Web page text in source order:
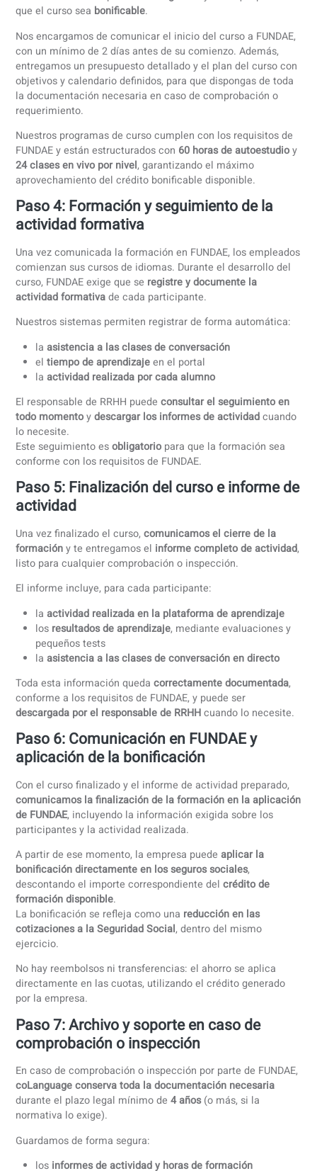
El nivel de los empleados
Las situaciones reales de su día a día laboral
Los contenidos se personalizan según el contexto
profesional. Cada participante aprende de forma flexible:
Accede al portal de aprendizaje cuando quiera
Realiza clases de conversación en directo, flexibles y
adaptadas a su agenda
Trabaja siempre con un profesor fijo, que sigue su
progreso
Paso 3: Definimos el programa y
comunicamos el inicio en FUNDAE
Una vez firmado el acuerdo de formación, definimos
todos los detalles del curso:
elprograma formativo
los objetivos de aprendizaje
lamodalidad(online o presencial)
Antes de que empiece la formación,nosotros
el inicio del curso en la aplicación de FUNDAE en tu
dentro de los plazos exigidos por el sistema.
Esta comunicación previa es
que el curso seabonificable.
con un mínimo de 2 días antes de su comienzo. Además,
entregamos un presupuesto detallado y el plan del curso
la documentación necesaria en caso de comprobación o
requerimiento.
Nuestros programas de curso cumplen con los requisitos
24 clases en vivo por nivel, garantizando el máximo
aprovechamiento del crédito bonificable disponible.
Paso 4: Formación y seguimiento de la
actividad formativa
Una vez comunicada la formación en FUNDAE, los
comienzan sus cursos de idiomas. Durante el desarrollo
curso, FUNDAE exige que seregistre y documente la
actividad formativade cada participante.
Nuestros sistemas permiten registrar de forma
laasistencia a las clases de conversación
eltiempo de aprendizajeen el portal
laactividad realizada por cada alumno
El responsable de RRHH puedeconsultar el seguimiento
todo momentoydescargar los informes de actividad
lo necesite.
Este seguimiento esobligatorio para que la formación sea
conforme con los requisitos de FUNDAE.
Paso 5: Finalización del curso e informe
actividad
Una vez finalizado el curso,comunicamos el cierre de la
formacióny te entregamos elinforme completo de
El informe incluye, para cada participante:
laactividad realizada en la plataforma de aprendizaje
los
resultados de aprendizaje
pequeños tests
la asistencia a las clases de conversación en directo